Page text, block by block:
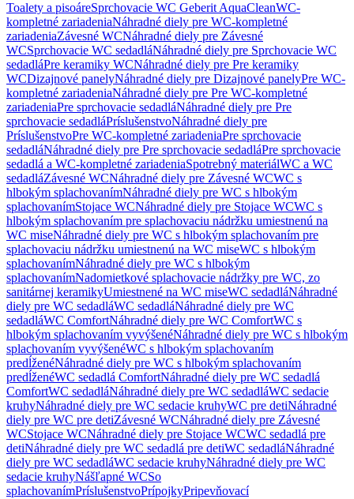
Toalety a pisoáreSprchovacie WC Geberit AquaCleanWC-
kompletné zariadeniaNáhradné diely pre WC-kompletné
zariadeniaZávesné WCNáhradné diely pre Závesné
WCSprchovacie WC sedadláNáhradné diely pre Sprchovacie WC
sedadláPre keramiky WCNáhradné diely pre Pre keramiky
WCDizajnové panelyNáhradné diely pre Dizajnové panelyPre WC-
kompletné zariadeniaNáhradné diely pre Pre WC-kompletné
zariadeniaPre sprchovacie sedadláNáhradné diely pre Pre
sprchovacie sedadláPríslušenstvoNáhradné diely pre
PríslušenstvoPre WC-kompletné zariadeniaPre sprchovacie
sedadláNáhradné diely pre Pre sprchovacie sedadláPre sprchovacie
sedadlá a WC-kompletné zariadeniaSpotrebný materiálWC a WC
sedadláZávesné WCNáhradné diely pre Závesné WCWC s
hlbokým splachovanímNáhradné diely pre WC s hlbokým
splachovanímStojace WCNáhradné diely pre Stojace WCWC s
hlbokým splachovaním pre splachovaciu nádržku umiestnenú na
WC miseNáhradné diely pre WC s hlbokým splachovaním pre
splachovaciu nádržku umiestnenú na WC miseWC s hlbokým
splachovanímNáhradné diely pre WC s hlbokým
splachovanímNadomietkové splachovacie nádržky pre WC, zo
sanitárnej keramikyUmiestnené na WC miseWC sedadláNáhradné
diely pre WC sedadláWC sedadláNáhradné diely pre WC
sedadláWC ComfortNáhradné diely pre WC ComfortWC s
hlbokým splachovaním vyvýšenéNáhradné diely pre WC s hlbokým
splachovaním vyvýšenéWC s hlbokým splachovaním
predĺženéNáhradné diely pre WC s hlbokým splachovaním
predĺženéWC sedadlá ComfortNáhradné diely pre WC sedadlá
ComfortWC sedadláNáhradné diely pre WC sedadláWC sedacie
kruhyNáhradné diely pre WC sedacie kruhyWC pre detiNáhradné
diely pre WC pre detiZávesné WCNáhradné diely pre Závesné
WCStojace WCNáhradné diely pre Stojace WCWC sedadlá pre
detiNáhradné diely pre WC sedadlá pre detiWC sedadláNáhradné
diely pre WC sedadláWC sedacie kruhyNáhradné diely pre WC
sedacie kruhyNášľapné WCSo
splachovanímPríslušenstvoPrípojkyPripevňovací